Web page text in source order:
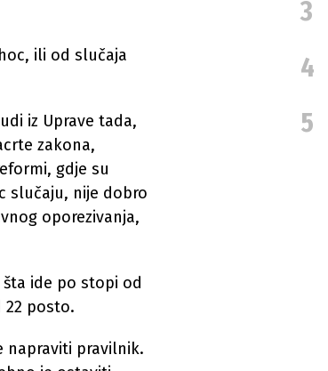
ili od slučaja
iz Uprave tada,
zakona,
gdje su
slučaju, nije dobro
oporezivanja,
ide po stopi od
posto.
napraviti pravilnik.